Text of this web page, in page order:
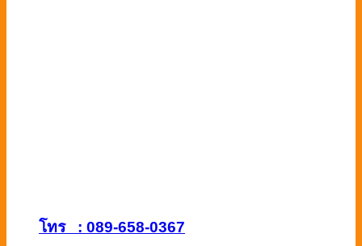
โทร : 089-658-0367